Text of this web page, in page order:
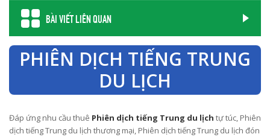
BÀI VIẾT LIÊN QUAN
PHIÊN DỊCH TIẾNG TRUNG
DU LỊCH
Đáp ứng nhu cầu thuê Phiên dịch tiếng Trung du lịch tự túc, Phiên
dịch tiếng Trung du lịch thương mại, Phiên dịch tiếng Trung du lịch đón